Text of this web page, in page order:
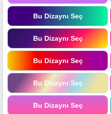
Bu Dizaynı Seç
Bu Dizaynı Seç
Bu Dizaynı Seç
Bu Dizaynı Seç
Bu Dizaynı Seç